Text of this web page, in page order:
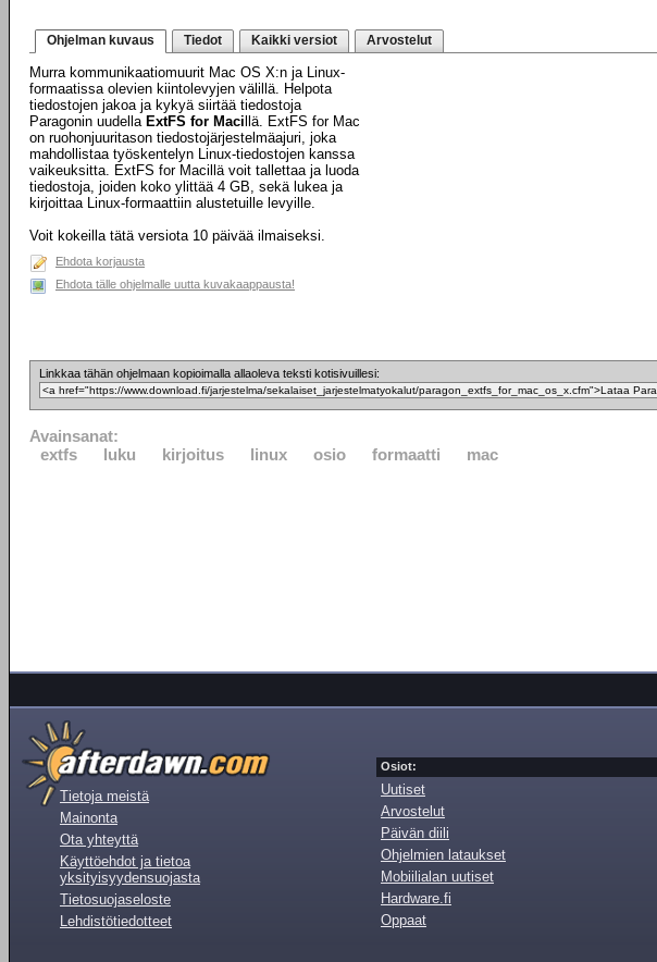
Ohjelman kuvaus Tiedot Kaikki versiot Arvostelut
Murra kommunikaatiomuurit Mac OS X:n ja Linux-
formaatissa olevien kiintolevyjen välillä. Helpota
tiedostojen jakoa ja kykyä siirtää tiedostoja
Paragonin uudella ExtFS for Maci llä. ExtFS for Mac
on ruohonjuuritason tiedostojärjestelmäajuri, joka
mahdollistaa työskentelyn Linux-tiedostojen kanssa
vaikeuksitta. ExtFS for Macillä voit tallettaa ja luoda
tiedostoja, joiden koko ylittää 4 GB, sekä lukea ja
kirjoittaa Linux-formaattiin alustetuille levyille.
Voit kokeilla tätä versiota 10 päivää ilmaiseksi.
Ehdota korjausta
Ehdota tälle ohjelmalle uutta kuvakaappausta!
Linkkaa tähän ohjelmaan kopioimalla allaoleva teksti kotisivuillesi:
Avainsanat:
extfs
luku kirjoitus linux osio formaatti mac
Tietoja meistä
Mainonta
Ota yhteyttä
Käyttöehdot ja tietoa
yksityisyydensuojasta
Tietosuojaseloste
Lehdistötiedotteet
Osiot:
Uutiset
Arvostelut
Päivän diili
Ohjelmien lataukset
Mobiilialan uutiset
Hardware.fi
Oppaat